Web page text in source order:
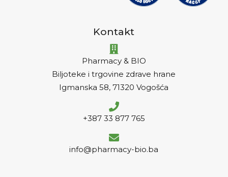
Kontakt
Pharmacy & BIO
Biljoteke i trgovine zdrave hrane
Igmanska 58, 71320 Vogošća
+387 33 877 765
info@pharmacy-bio.ba